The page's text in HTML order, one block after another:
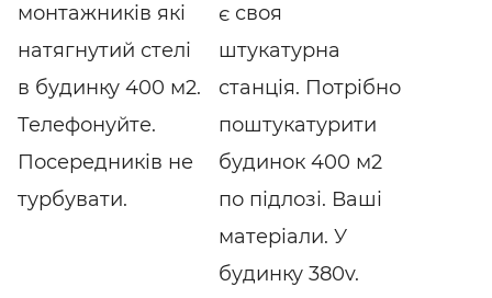
монтажників які
натягнутий стелі
в будинку 400 м2.
Телефонуйте.
Посередників не
турбувати.
є своя
штукатурна
станція. Потрібно
поштукатурити
будинок 400 м2
по підлозі. Ваші
матеріали. У
будинку 380v.